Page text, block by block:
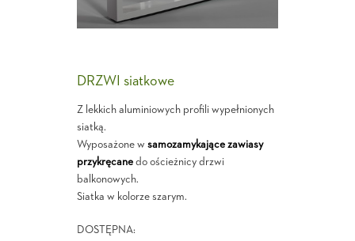
DRZWI siatkowe
Z lekkich aluminiowych profili wypełnionych
siatką.
Wyposażone w samozamykające zawiasy
przykręcanedo ościeżnicy drzwi
balkonowych.
Siatka w kolorze szarym.
DOSTĘPNA: